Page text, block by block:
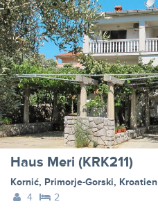
Haus Meri (KRK211)
Kornić, Primorje-Gorski, Kroatien
4
2